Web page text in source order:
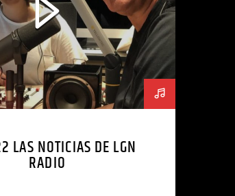
LAS NOTICIAS DE LGN
RADIO